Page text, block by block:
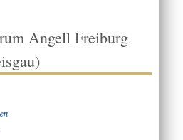
Angell Freiburg